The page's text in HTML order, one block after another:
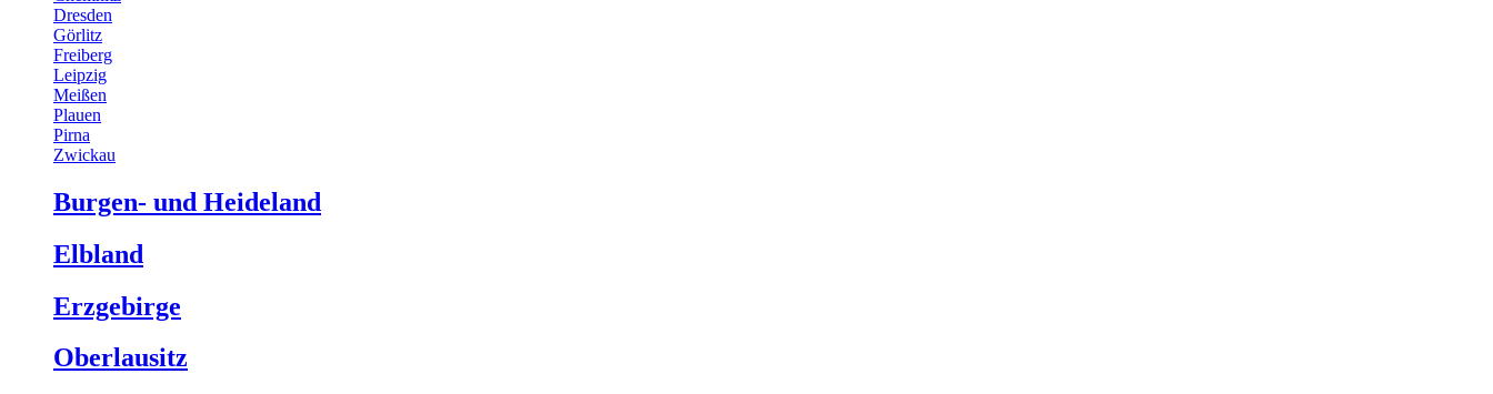
Dresden
Görlitz
Freiberg
Leipzig
Meißen
Plauen
Pirna
Zwickau
Burgen- und Heideland
Elbland
Erzgebirge
Oberlausitz